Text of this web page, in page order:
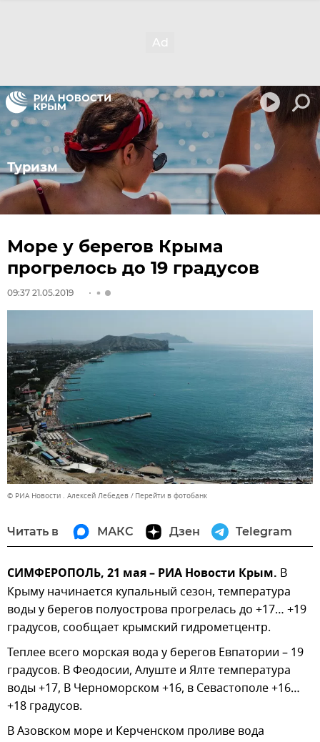
Туризм
Море у берегов Крыма
прогрелось до 19 градусов
09:37 21.05.2019
© РИА Новости . Алексей Лебедев Перейти в фотобанк
Читать в МАКС Дзен Telegram
СИМФЕРОПОЛЬ, 21 мая – РИА Новости Крым. В
Крыму начинается купальный сезон, температура
воды у берегов полуострова прогрелась до +17… +19
градусов, сообщает крымский гидрометцентр.
Теплее всего морская вода у берегов Евпатории – 19
градусов. В Феодосии, Алуште и Ялте температура
воды +17, В Черноморском +16, в Севастополе +16…
+18 градусов.
В Азовском море и Керченском проливе вода